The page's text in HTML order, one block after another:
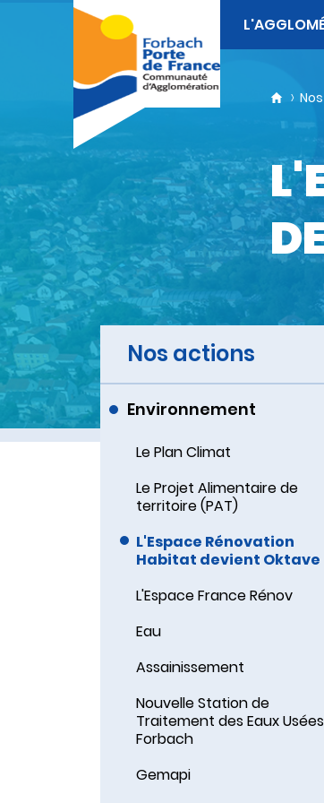
Nos actions
Environnement
Le Plan Climat
Le Projet Alimentaire de
territoire (PAT)
L'Espace Rénovation
Habitat devient Oktave
L'Espace France Rénov
Eau
Assainissement
Nouvelle Station de
Traitement des Eaux
Forbach
Gemapi